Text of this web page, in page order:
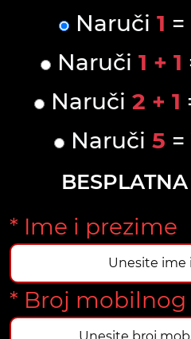
Naruči 1
Naruči 1 + 1
Naruči 2 + 1
Naruči 5 =
* Ime i prezime
* Broj mobilnog